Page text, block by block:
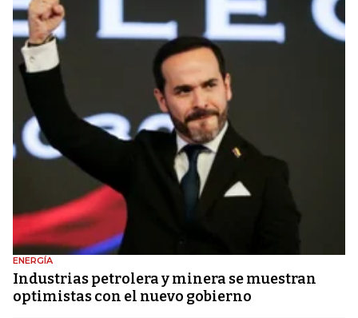
ENERGÍA
Industrias petrolera y minera se muestran
optimistas con el nuevo gobierno